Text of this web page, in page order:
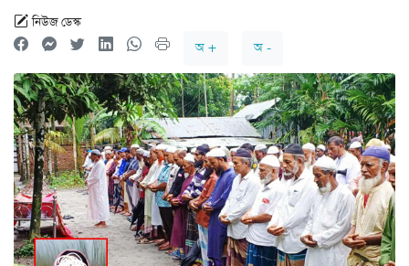
নিউজ ডেস্ক
অ +
অ -